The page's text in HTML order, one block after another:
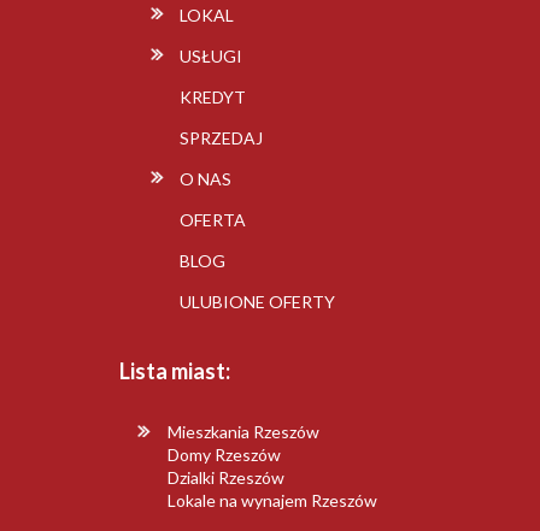
LOKAL
USŁUGI
KREDYT
SPRZEDAJ
O NAS
OFERTA
BLOG
ULUBIONE OFERTY
Lista miast:
Mieszkania Rzeszów
Domy Rzeszów
Dzialki Rzeszów
Lokale na wynajem Rzeszów